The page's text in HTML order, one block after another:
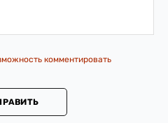
комментировать